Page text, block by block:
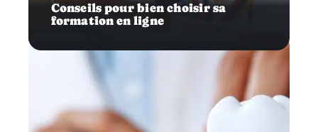
Conseils pour bien choisir sa
formation en ligne